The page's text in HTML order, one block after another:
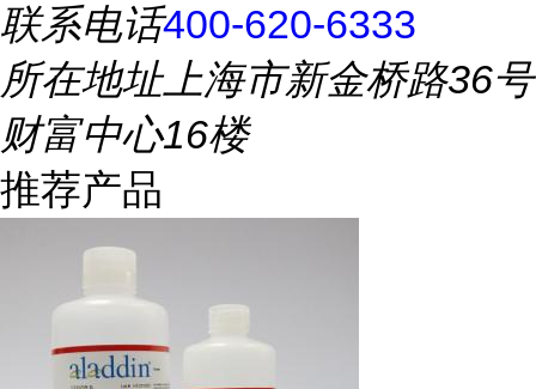
联系电话400-620-6333
所在地址上海市新金桥路36号
财富中心16楼
推荐产品